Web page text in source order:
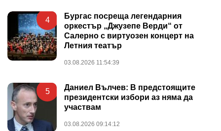
4
Бургас посреща легендарния
оркестър „Джузепе Верди“ от
Салерно с виртуозен концерт на
Летния театър
03.08.2026 11:54:39
5
Даниел Вълчев: В предстоящите
президентски избори аз няма да
участвам
03.08.2026 09:14:12